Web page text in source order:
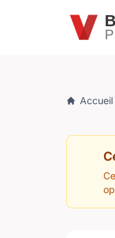
Passer au contenu
Accueil